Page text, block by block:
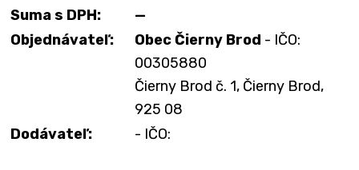
Suma s DPH:
—
Objednávateľ:
Obec Čierny Brod - IČO:
00305880
Čierny Brod č. 1, Čierny Brod,
925 08
Dodávateľ:
- IČO: